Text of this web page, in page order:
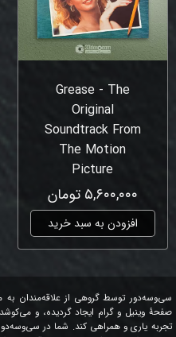
Grease - The
Original
Soundtrack From
The Motion
Picture
۵,۶۰۰,۰۰۰ تومان
افزودن به سبد خرید
سی‌وسه‌دور توسط گروهی از علاقه‌مندان به
صفحۀ وینیل و گرام ایجاد گردیده، و
تجربه یاری و همراهی کند. شما در